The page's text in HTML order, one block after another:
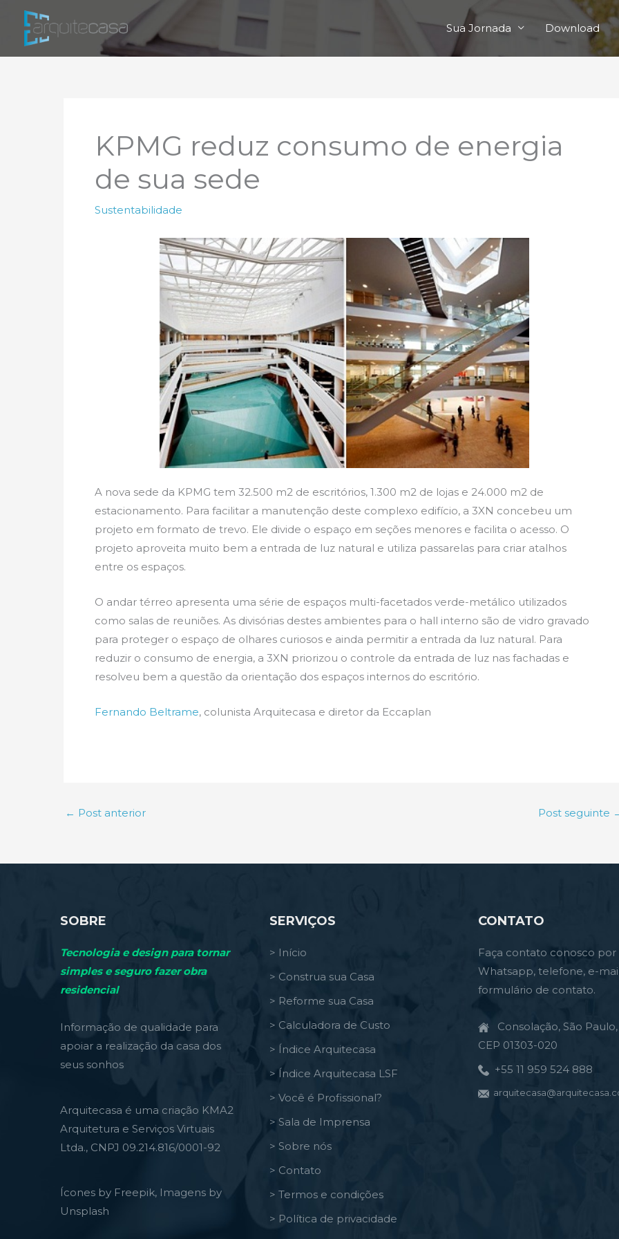
Sua Jornada Download
KPMG reduz consumo de energia
de sua sede
Sustentabilidade
A nova sede da KPMG tem 32.500 m2 de escritórios, 1.300 m2 de lojas e 24.000 m2 de
estacionamento. Para facilitar a manutenção deste complexo edifício, a 3XN concebeu um
projeto em formato de trevo. Ele divide o espaço em seções menores e facilita o acesso. O
projeto aproveita muito bem a entrada de luz natural e utiliza passarelas para criar atalhos
entre os espaços.
O andar térreo apresenta uma série de espaços multi-facetados verde-metálico utilizados
como salas de reuniões. As divisórias destes ambientes para o hall interno são de vidro gravado
para proteger o espaço de olhares curiosos e ainda permitir a entrada da luz natural. Para
reduzir o consumo de energia, a 3XN priorizou o controle da entrada de luz nas fachadas e
resolveu bem a questão da orientação dos espaços internos do escritório.
Fernando Beltrame, colunista Arquitecasa e diretor da Eccaplan
← Post anterior Post seguinte
SOBRE
Tecnologia e design para tornar
simples e seguro fazer obra
residencial
Informação de qualidade para
apoiar a realização da casa dos
seus sonhos
Arquitecasa é uma criação KMA2
Arquitetura e Serviços Virtuais
Ltda., CNPJ 09.214.816/0001-92
Ícones by Freepik, Imagens by
Unsplash
SERVIÇOS
> Início
> Construa sua Casa
> Reforme sua Casa
> Calculadora de Custo
> Índice Arquitecasa
> Índice Arquitecasa LSF
> Você é Profissional?
> Sala de Imprensa
> Sobre nós
> Contato
> Termos e condições
> Política de privacidade
CONTATO
Faça contato conosco por
Whatsapp, telefone, e-
formulário de contato.
Consolação, São Paulo,
CEP 01303-020
+55 11 959 524 888